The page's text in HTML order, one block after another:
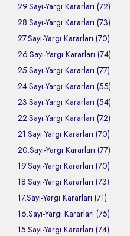
29.Sayı-Yargı Kararları (72)
28.Sayı-Yargı Kararları (73)
27.Sayı-Yargı Kararları (70)
26.Sayı-Yargı Kararları (74)
25.Sayı-Yargı Kararları (77)
24.Sayı-Yargı Kararları (55)
23.Sayı-Yargı Kararları (54)
22.Sayı-Yargı Kararları (72)
21.Sayı-Yargı Kararları (70)
20.Sayı-Yargı Kararları (77)
19.Sayı-Yargı Kararları (70)
18.Sayı-Yargı Kararları (73)
17.Sayı-Yargı Kararları (71)
16.Sayı-Yargı Kararları (75)
15.Sayı-Yargı Kararları (74)